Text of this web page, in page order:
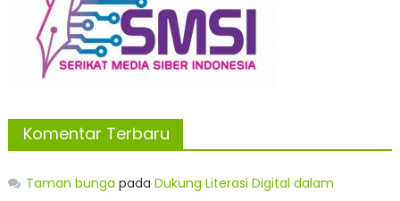
Komentar Terbaru
Taman bunga pada Dukung Literasi Digital dalam